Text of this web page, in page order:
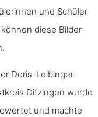
und Schüler
diese Bilder
Doris-Leibinger-
Ditzingen wurde
und machte